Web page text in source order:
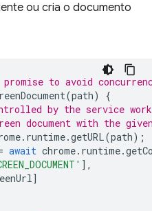
ou cria o documento
to avoid
(path)
{
by the service
document with the
. runtime.getURL(path);
await chrome. runtime.
],
]